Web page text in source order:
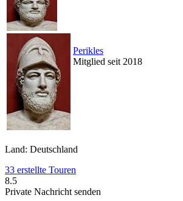
Perikles
Mitglied seit 2018
Land: Deutschland
33 erstellte Touren
8.5
Private Nachricht senden